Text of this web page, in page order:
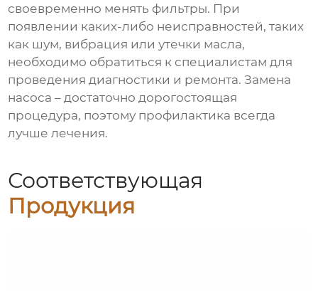
своевременно менять фильтры. При
появлении каких-либо неисправностей, таких
как шум, вибрация или утечки масла,
необходимо обратиться к специалистам для
проведения диагностики и ремонта. Замена
насоса – достаточно дорогостоящая
процедура, поэтому профилактика всегда
лучше лечения.
Соответствующая
Продукция